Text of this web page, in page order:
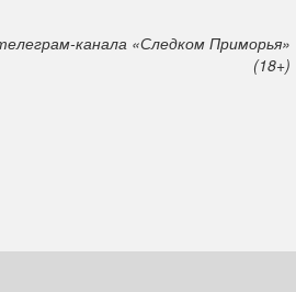
канала «Следком Приморья»
(18+)